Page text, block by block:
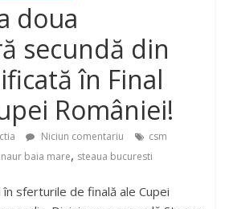
doua
secundă din
în Final
României!
Niciun comentariu
csm
baia mare, steaua bucuresti
sferturile de finală ale Cupei